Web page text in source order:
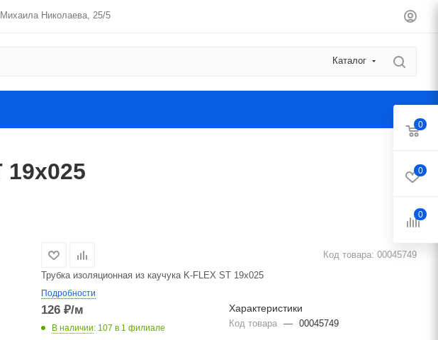
Михаила Николаева, 25/5
Каталог
19x025
Код товара: 00045749
Трубка изоляционная из каучука K-FLEX ST 19x025
Подробности
126 ₽/м
В наличии: 107в 1 филиале
Характеристики
Код товара — 00045749
0
0
0